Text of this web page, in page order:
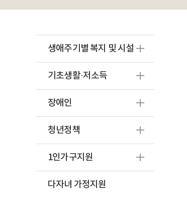
생애주기별 복지 및 시설
기초생활·저소득
장애인
청년정책
1인가구지원
다자녀 가정지원